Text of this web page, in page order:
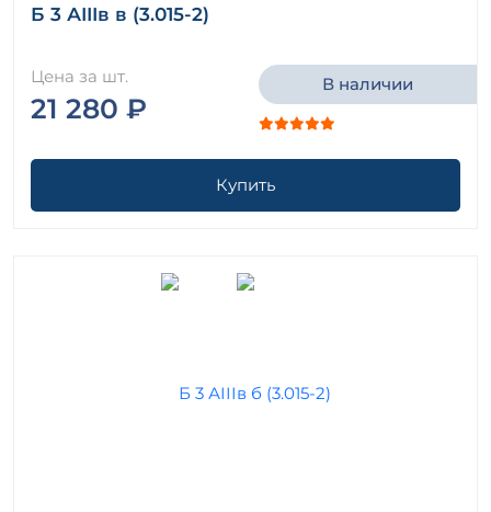
Б 3 АIIIв в (3.015-2)
Цена за шт.
21 280 ₽
В наличии
Купить